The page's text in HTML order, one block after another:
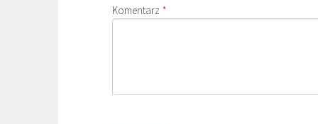
Komentarz *